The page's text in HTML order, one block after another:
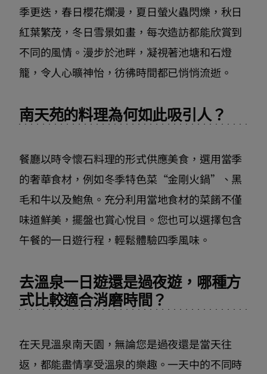
季更迭，春日櫻花爛漫，夏日螢火蟲閃爍，秋日
紅葉繁茂，冬日雪景如畫，每次造訪都能欣賞到
不同的風情。漫步於池畔，凝視著池塘和石燈
籠，令人心曠神怡，彷彿時間都已悄悄流逝。
南天苑的料理為何如此吸引人？
餐廳以時令懷石料理的形式供應美食，選用當季
的奢華食材，例如冬季特色菜“金剛火鍋”、黑
毛和牛以及鮑魚。充分利用當地食材的菜餚不僅
味道鮮美，擺盤也賞心悅目。您也可以選擇包含
午餐的一日遊行程，輕鬆體驗四季風味。
去溫泉一日遊還是過夜遊，哪種方
式比較適合消磨時間？
在天見溫泉南天園，無論您是過夜還是當天往
返，都能盡情享受溫泉的樂趣。一天中的不同時